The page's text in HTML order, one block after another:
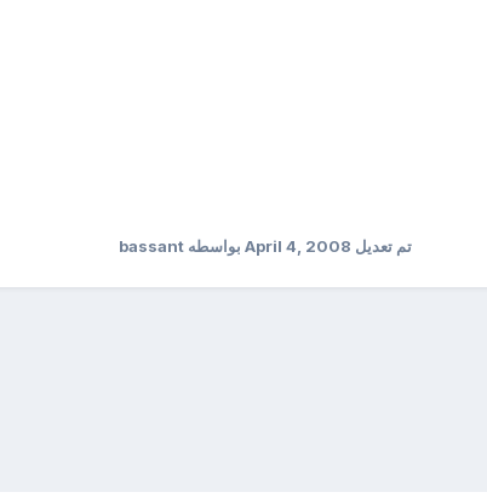
تم تعديل April 4, 2008بواسطه bassant